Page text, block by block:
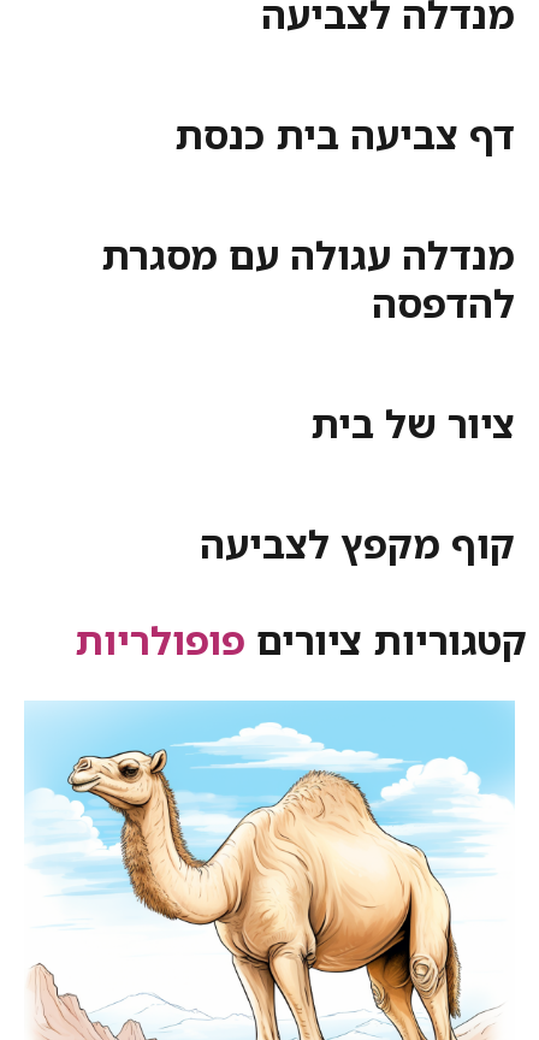
מנדלה לצביעה
דף צביעה בית כנסת
מנדלה עגולה עם מסגרת
להדפסה
ציור של בית
קוף מקפץ לצביעה
קטגוריות ציורים פופולריות